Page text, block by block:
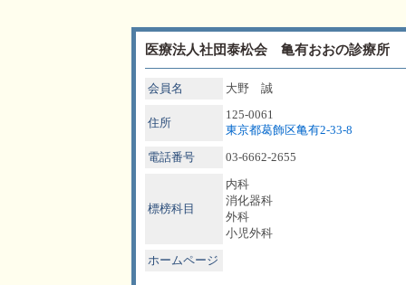
医療法人社団泰松会 亀有おおの診療所
会員名 大野 誠
住所
125-0061
東京都葛飾区亀有2-33-8
電話番号
03-6662-2655
標榜科目
内科
消化器科
外科
小児外科
ホームページ